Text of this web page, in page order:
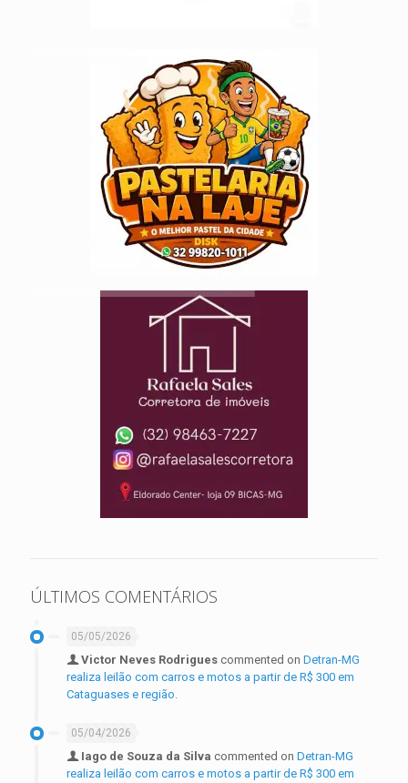
ÚLTIMOS COMENTÁRIOS
05/05/2026
Victor Neves Rodrigues commented on Detran-MG
realiza leilão com carros e motos a partir de R$ 300 em
Cataguases e região.
05/04/2026
Iago de Souza da Silva commented on Detran-MG
realiza leilão com carros e motos a partir de R$ 300 em